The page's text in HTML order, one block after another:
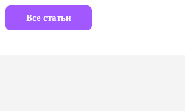
Все статьи